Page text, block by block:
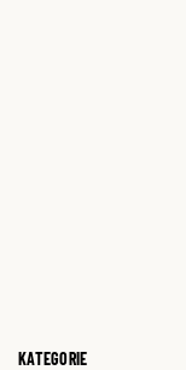
KATEGORIE